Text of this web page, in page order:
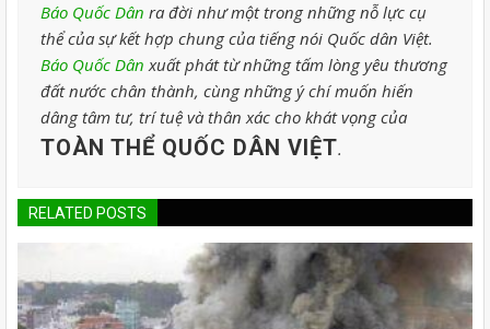
Báo Quốc Dân ra đời như một trong những nỗ lực cụ
thể của sự kết hợp chung của tiếng nói Quốc dân Việt.
Báo Quốc Dân xuất phát từ những tấm lòng yêu thương
đất nước chân thành, cùng những ý chí muốn hiến
dâng tâm tư, trí tuệ và thân xác cho khát vọng của
TOÀN THỂ QUỐC DÂN VIỆT.
RELATED POSTS